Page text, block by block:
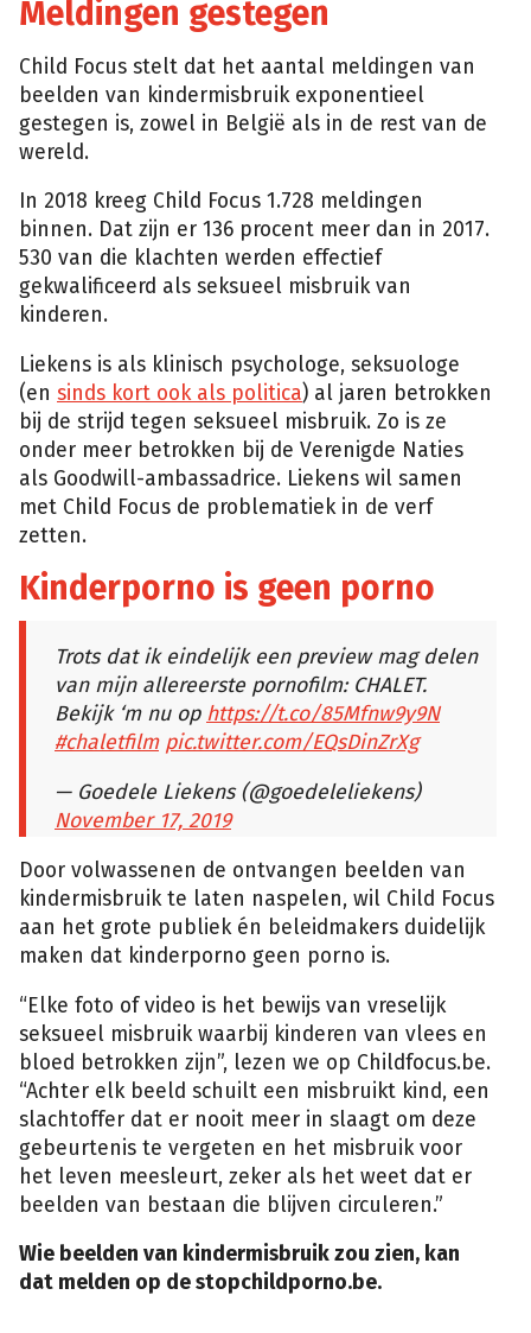
Meldingen gestegen
Child Focus stelt dat het aantal meldingen van
beelden van kindermisbruik exponentieel
gestegen is, zowel in België als in de rest van de
wereld.
In 2018 kreeg Child Focus 1.728 meldingen
binnen. Dat zijn er 136 procent meer dan in 2017.
530 van die klachten werden effectief
gekwalificeerd als seksueel misbruik van
kinderen.
Liekens is als klinisch psychologe, seksuologe
(en sinds kort ook als politica) al jaren betrokken
bij de strijd tegen seksueel misbruik. Zo is ze
onder meer betrokken bij de Verenigde Naties
als Goodwill-ambassadrice. Liekens wil samen
met Child Focus de problematiek in de verf
zetten.
Kinderporno is geen porno
Trots dat ik eindelijk een preview mag delen
van mijn allereerste pornofilm: CHALET.
Bekijk ‘m nu op https://t.co/85Mfnw9y9N
#chaletfilm pic.twitter.com/EQsDinZrXg
— Goedele Liekens (@goedeleliekens)
November 17, 2019
Door volwassenen de ontvangen beelden van
kindermisbruik te laten naspelen, wil Child Focus
aan het grote publiek én beleidmakers duidelijk
maken dat kinderporno geen porno is.
“Elke foto of video is het bewijs van vreselijk
seksueel misbruik waarbij kinderen van vlees en
bloed betrokken zijn”, lezen we op Childfocus.be.
“Achter elk beeld schuilt een misbruikt kind, een
slachtoffer dat er nooit meer in slaagt om deze
gebeurtenis te vergeten en het misbruik voor
het leven meesleurt, zeker als het weet dat er
beelden van bestaan die blijven circuleren.”
Wie beelden van kindermisbruik zou zien, kan
dat melden op de stopchildporno.be.